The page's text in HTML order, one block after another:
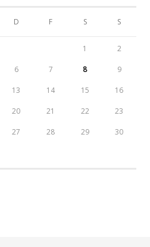
D F S S
1 2
6 7 8 9
13 14 15 16
20 21 22 23
27 28 29 30